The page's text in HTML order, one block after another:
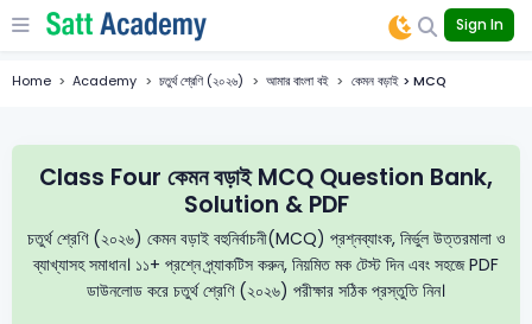
Sign In
Home Academy চতুর্থ শ্রেণি (২০২৬) আমার বাংলা বই কেমন বড়াই > MCQ
Class Four কেমন বড়াই MCQ Question Bank,
Solution & PDF
চতুর্থ শ্রেণি (২০২৬) কেমন বড়াই বহুনির্বাচনী(MCQ) প্রশ্নব্যাংক, নির্ভুল উত্তরমালা ও
ব্যাখ্যাসহ সমাধান। ১১+ প্রশ্নে প্র্যাকটিস করুন, নিয়মিত মক টেস্ট দিন এবং সহজে PDF
ডাউনলোড করে চতুর্থ শ্রেণি (২০২৬) পরীক্ষার সঠিক প্রস্তুতি নিন।